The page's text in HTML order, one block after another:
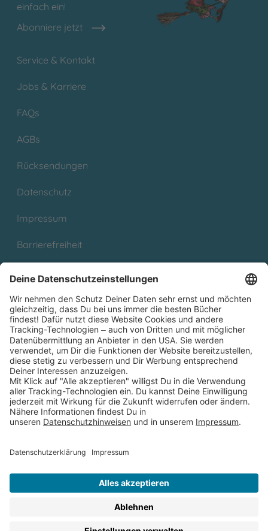
einfach ein!
Abonniere jetzt
Service & Kontakt
Jobs & Karriere
FAQs
AGBs
Rücksendungen
Datenschutz
Impressum
Barrierefreiheit
Partnerprogramm (Affiliate)
Folge uns auf
* Versandkostenfrei ab 9,00 € Bestellwert innerhalb
Deutschlands
** Lieferzeit 1-3 Werktage innerhalb Deutschlands
Thienemann-Esslinger Verlag GmbH, Blumenstraße 36, D-70182